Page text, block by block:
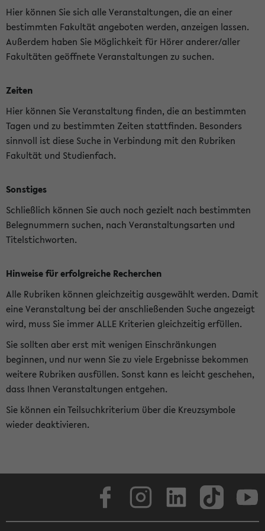
Hier können Sie sich alle Veranstaltungen, die an einer
bestimmten Fakultät angeboten werden, anzeigen lassen.
Außerdem haben Sie Möglichkeit für Hörer anderer/aller
Fakultäten geöffnete Veranstaltungen zu suchen.
Zeiten
Hier können Sie Veranstaltung finden, die an bestimmten
Tagen und zu bestimmten Zeiten stattfinden. Besonders
sinnvoll ist diese Suche in Verbindung mit den Rubriken
Fakultät und Studienfach.
Sonstiges
Schließlich können Sie auch noch gezielt nach bestimmten
Belegnummern suchen, nach Veranstaltungsarten und
Titelstichworten.
Hinweise für erfolgreiche Recherchen
Alle Rubriken können gleichzeitig ausgewählt werden. Damit
eine Veranstaltung bei der anschließenden Suche angezeigt
wird, muss Sie immer ALLE Kriterien gleichzeitig erfüllen.
Sie sollten aber erst mit wenigen Einschränkungen
beginnen, und nur wenn Sie zu viele Ergebnisse bekommen
weitere Rubriken ausfüllen. Sonst kann es leicht geschehen,
dass Ihnen Veranstaltungen entgehen.
Sie können ein Teilsuchkriterium über die Kreuzsymbole
wieder deaktivieren.